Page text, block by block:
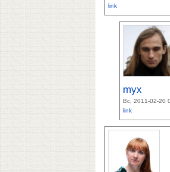
link
myx
Вс, 2011-02-20
link